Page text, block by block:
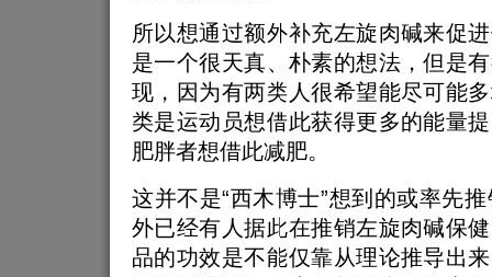
所以想通过额外补充左旋肉碱来促
是一个很天真、朴素的想法，但是
现，因为有两类人很希望能尽可能
类是运动员想借此获得更多的能量
肥胖者想借此减肥。
这并不是“西木博士”想到的或率先
外已经有人据此在推销左旋肉碱保
品的功效是不能仅靠从理论推导出